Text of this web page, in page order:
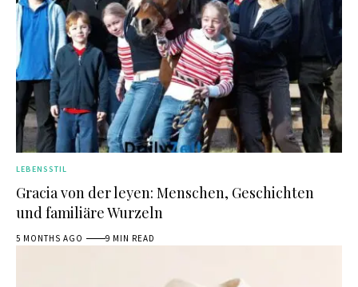
LEBENSSTIL
Gracia von der leyen: Menschen, Geschichten
und familiäre Wurzeln
5 MONTHS AGO 9 MIN READ